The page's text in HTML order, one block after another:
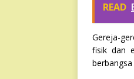
READ
Gereja-
fisik dan